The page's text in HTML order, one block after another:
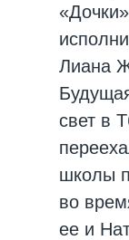
Лиана
свет в
школы
во
ее и